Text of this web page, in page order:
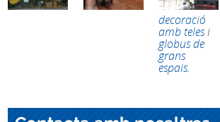
decoració
amb teles i
globus de
grans
espais.